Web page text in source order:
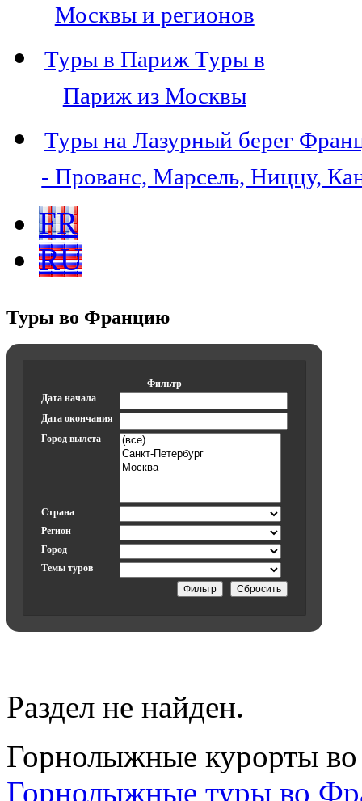
Москвы и регионов
Туры в Париж Туры в
Париж из Москвы
Туры на Лазурный берег
- Прованс, Марсель, Ниццу,
FR
RU
Туры во Францию
Фильтр
Дата начала
Дата окончания
Город вылета
Страна
Регион
Город
Темы туров
Раздел не найден.
Горнолыжные курорты
Горнолыжные туры во